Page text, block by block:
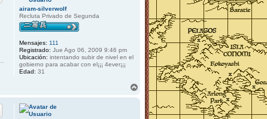
airam-silverwolf
Recluta Privado de Segunda
Mensajes: 111
Registrado: Jue Ago 06, 2009 9:46 pm
Ubicación: intentando subir de nivel en el
gobierno para acabar con el¡¡¡ 4ever¡¡¡
Edad: 31